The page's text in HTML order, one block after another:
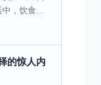
，饮食不
，让慢性胃
的惊人内